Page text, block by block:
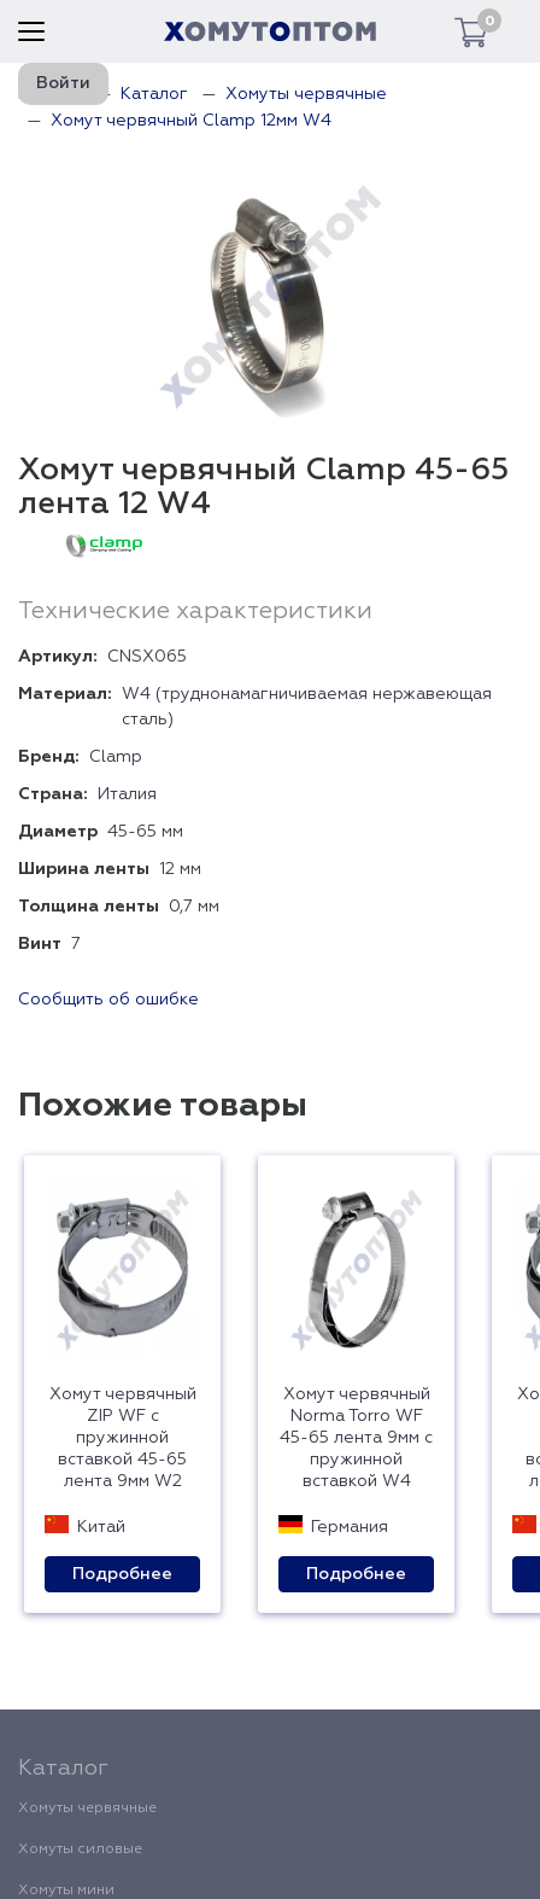
0
Войти
Главная Каталог
Хомуты червячные
Хомут червячный Clamp 12мм W4
Хомут червячный Clamp 45-65
лента 12 W4
Технические характеристики
Артикул: CNSX065
Материал:
W4 (труднонамагничиваемая нержавеющая
сталь)
Бренд: Clamp
Страна: Италия
Диаметр 45-65 мм
Ширина ленты 12 мм
Толщина ленты 0,7 мм
Винт 7
Сообщить об ошибке
Похожие товары
Хомут червячный
ZIP WF с
пружинной
вставкой 45-65
лента 9мм W2
Китай
Подробнее
Хомут червячный
Norma Torro WF
45-65 лента 9мм с
пружинной
вставкой W4
Германия
Подробнее
Каталог
Хомуты червячные
Хомуты силовые
Хомуты мини